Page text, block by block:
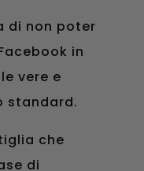
di non poter
in
vere e
standard.
che
di